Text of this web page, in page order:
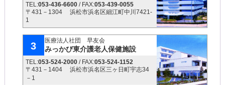
TEL:053-436-6600/ FAX:053-439-0055
〒431－1304 浜松市浜名区細江町中川7421-
1
3 医療法人社団 早友会
みっかび東介護老人保健施設
TEL:053-524-2000/ FAX:053-524-1152
〒431－1404 浜松市浜名区三ヶ日町宇志34
－1